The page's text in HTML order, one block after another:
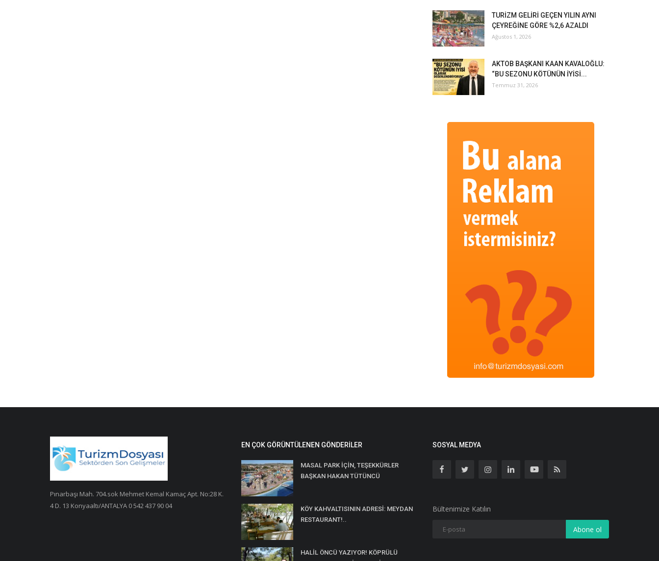
TURİZM GELİRİ GEÇEN YILIN AYNI
ÇEYREĞİNE GÖRE %2,6 AZALDI
Ağustos 1, 2026
AKTOB BAŞKANI KAAN KAVALOĞLU:
“BU SEZONU KÖTÜNÜN İYİSİ...
Temmuz 31, 2026
Pınarbaşı Mah. 704.sok Mehmet Kemal Kamaç Apt. No:28 K.
4 D. 13 Konyaaltı/ANTALYA 0 542 437 90 04
EN ÇOK GÖRÜNTÜLENEN GÖNDERILER
MASAL PARK İÇİN, TEŞEKKÜRLER
BAŞKAN HAKAN TÜTÜNCÜ
KÖY KAHVALTISININ ADRESİ: MEYDAN
RESTAURANT!..
HALİL ÖNCÜ YAZIYOR! KÖPRÜLÜ
SOSYAL MEDYA
Bültenimize Katılın
Abone ol